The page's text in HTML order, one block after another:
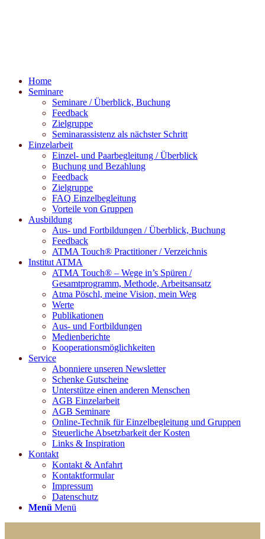
Home
Seminare
Seminare / Überblick, Buchung
Feedback
Zielgruppe
Seminarassistenz als nächster Schritt
Einzelarbeit
Einzel- und Paarbegleitung / Überblick
Buchung und Bezahlung
Feedback
Zielgruppe
FAQ Einzelbegleitung
Vorteile von Gruppen
Ausbildung
Aus- und Fortbildungen / Überblick, Buchung
Feedback
ATMA Touch® Practitioner / Verzeichnis
Institut ATMA
ATMA Touch® – Wege in’s Spüren /
Gesamtprogramm, Methode, Arbeitsansatz
Atma Pöschl, meine Vision, mein Weg
Werte
Publikationen
Aus- und Fortbildungen
Medienberichte
Kooperationsmöglichkeiten
Service
Abonniere unseren Newsletter
Schenke Gutscheine
Unterstütze einen anderen Menschen
AGB Einzelarbeit
AGB Seminare
Online-Technik für Einzelbegleitung und Gruppen
Steuerliche Absetzbarkeit der Kosten
Links & Inspiration
Kontakt
Kontakt & Anfahrt
Kontaktformular
Impressum
Datenschutz
Menü Menü